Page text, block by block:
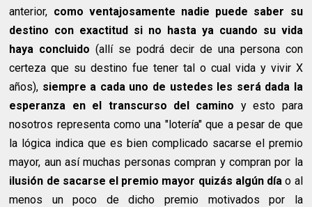
anterior, como ventajosamente nadie puede saber su
destino con exactitud si no hasta ya cuando su vida
haya concluido (allí se podrá decir de una persona con
certeza que su destino fue tener tal o cual vida y vivir X
años), siempre a cada uno de ustedes les será dada la
esperanza en el transcurso del camino y esto para
nosotros representa como una "lotería" que a pesar de que
la lógica indica que es bien complicado sacarse el premio
mayor, aun así muchas personas compran y compran por la
ilusión de sacarse el premio mayor quizás algún día o al
menos un poco de dicho premio motivados por la